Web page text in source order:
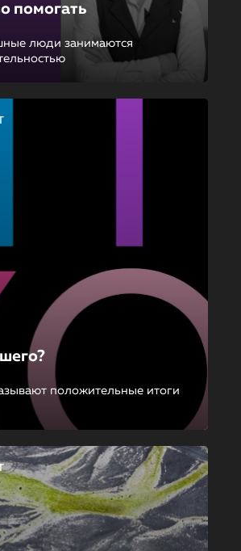
помогать
люди занимаются
положительные итоги